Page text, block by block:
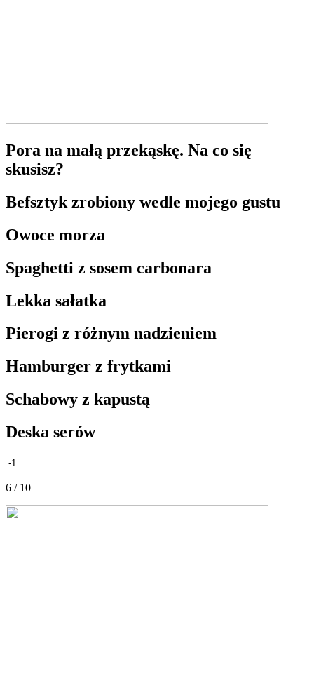
Pora na małą przekąskę. Na co się
skusisz?
Befsztyk zrobiony wedle mojego gustu
Owoce morza
Spaghetti z sosem carbonara
Lekka sałatka
Pierogi z różnym nadzieniem
Hamburger z frytkami
Schabowy z kapustą
Deska serów
6 / 10